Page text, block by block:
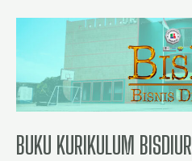
BUKU KURIKULUM BISDIUR